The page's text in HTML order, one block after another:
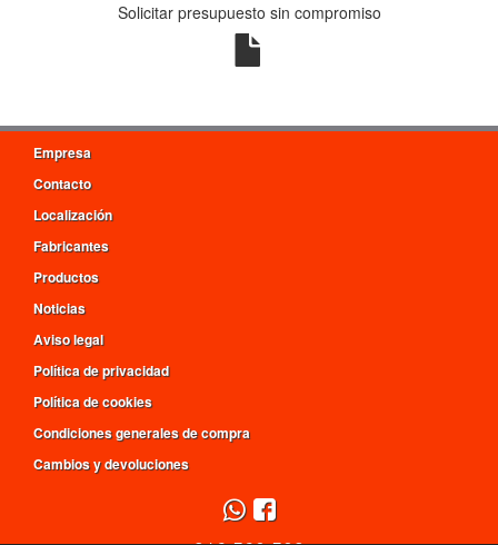
Solicitar presupuesto sin compromiso
Empresa
Contacto
Localización
Fabricantes
Productos
Noticias
Aviso legal
Política de privacidad
Política de cookies
Condiciones generales de compra
Cambios y devoluciones